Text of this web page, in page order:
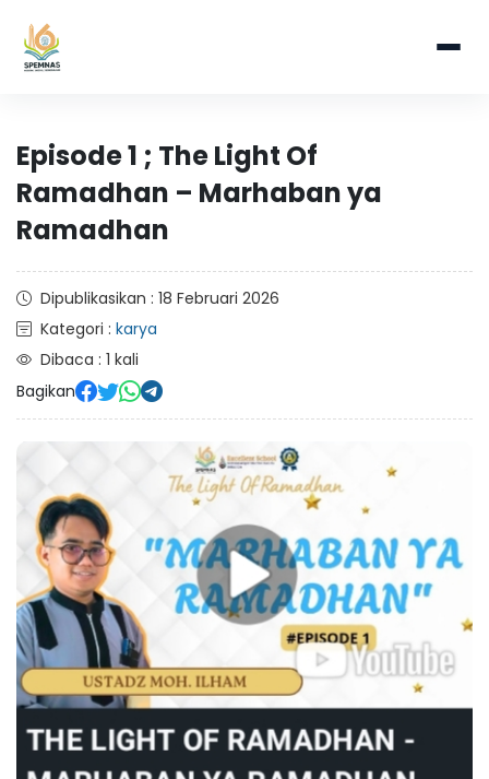
Episode 1 ; The Light Of
Ramadhan – Marhaban ya
Ramadhan
Dipublikasikan : 18 Februari 2026
Kategori : karya
Dibaca : 1 kali
Bagikan